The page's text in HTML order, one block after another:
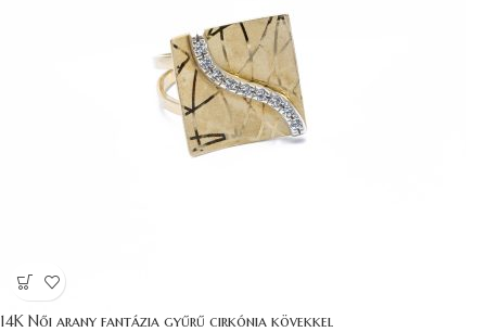
14K Női arany fantázia gyűrű cirkónia kövekkel